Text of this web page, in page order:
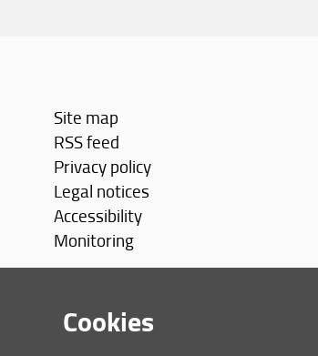
Site map
RSS feed
Privacy policy
Legal notices
Accessibility
Monitoring
Cookies